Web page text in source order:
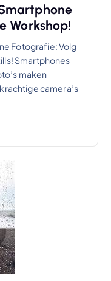
Workshop!
Fotografie: Volg
Smartphones
maken
camera’s